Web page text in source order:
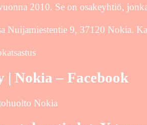
2010. Se on osakeyhtiö,
Nuijamiestentie 9, 37120 Nokia.
| Nokia – Facebook
Nokia